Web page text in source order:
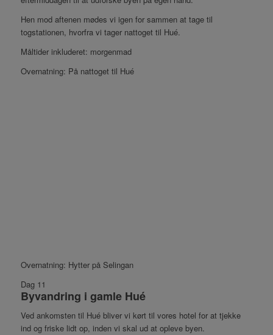
Hen mod aftenen mødes vi igen for sammen at tage til
togstationen, hvorfra vi tager nattoget til Hué.
Måltider inkluderet: morgenmad
Overnatning: På nattoget til Hué
Overnatning: Hytter på Selingan
Dag 11
Byvandring i gamle Hué
Ved ankomsten til Hué bliver vi kørt til vores hotel for at tjekke
ind og friske lidt op, inden vi skal ud at opleve byen.